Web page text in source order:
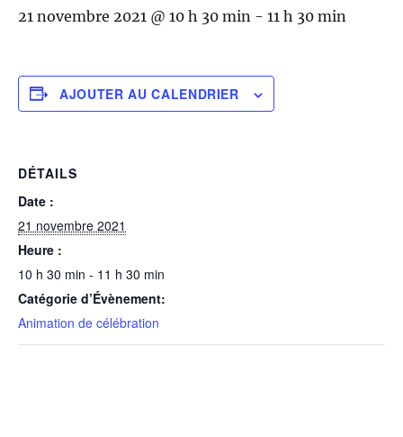
21 novembre 2021 @ 10 h 30 min - 11 h 30 min
AJOUTER AU CALENDRIER
DÉTAILS
Date :
21 novembre 2021
Heure :
10 h 30 min - 11 h 30 min
Catégorie d’Évènement:
Animation de célébration